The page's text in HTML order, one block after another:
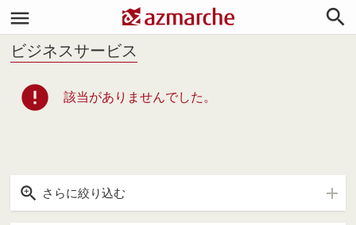


ビジネスサービス
error 該当がありませんでした。
 さらに絞り込む